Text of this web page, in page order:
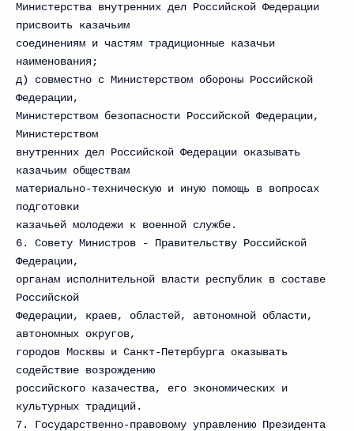
Министерства внутренних дел Российской Федерации
присвоить казачьим
соединениям и частям традиционные казачьи
наименования;
д) совместно с Министерством обороны Российской
Федерации,
Министерством безопасности Российской Федерации,
Министерством
внутренних дел Российской Федерации оказывать
казачьим обществам
материально-техническую и иную помощь в вопросах
подготовки
казачьей молодежи к военной службе.
6. Совету Министров - Правительству Российской
Федерации,
органам исполнительной власти республик в составе
Российской
Федерации, краев, областей, автономной области,
автономных округов,
городов Москвы и Санкт-Петербурга оказывать
содействие возрождению
российского казачества, его экономических и
культурных традиций.
7. Государственно-правовому управлению Президента